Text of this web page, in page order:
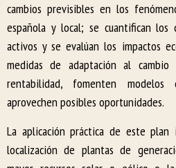
cambios previsibles en los
española y local; se cuantifican los
activos y se evalúan los impactos
medidas de adaptación al
rentabilidad, fomenten
aprovechen posibles oportunidades.
La aplicación práctica de este
localización de plantas de